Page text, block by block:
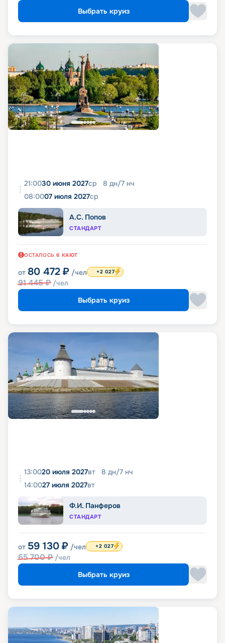
Выбрать круиз
21:0030 июня 2027ср 8 дн/7 нч
08:0007 июля 2027ср
А.С. Попов
СТАНДАРТ
ОСТАЛОСЬ 6 КАЮТ
от 80 472 ₽ /чел
91 445₽ /чел
+2 027
Выбрать круиз
13:0020 июля 2027вт 8 дн/7 нч
14:0027 июля 2027вт
Ф.И. Панферов
СТАНДАРТ
от 59 130 ₽ /чел
65 700₽ /чел
+2 027
Выбрать круиз